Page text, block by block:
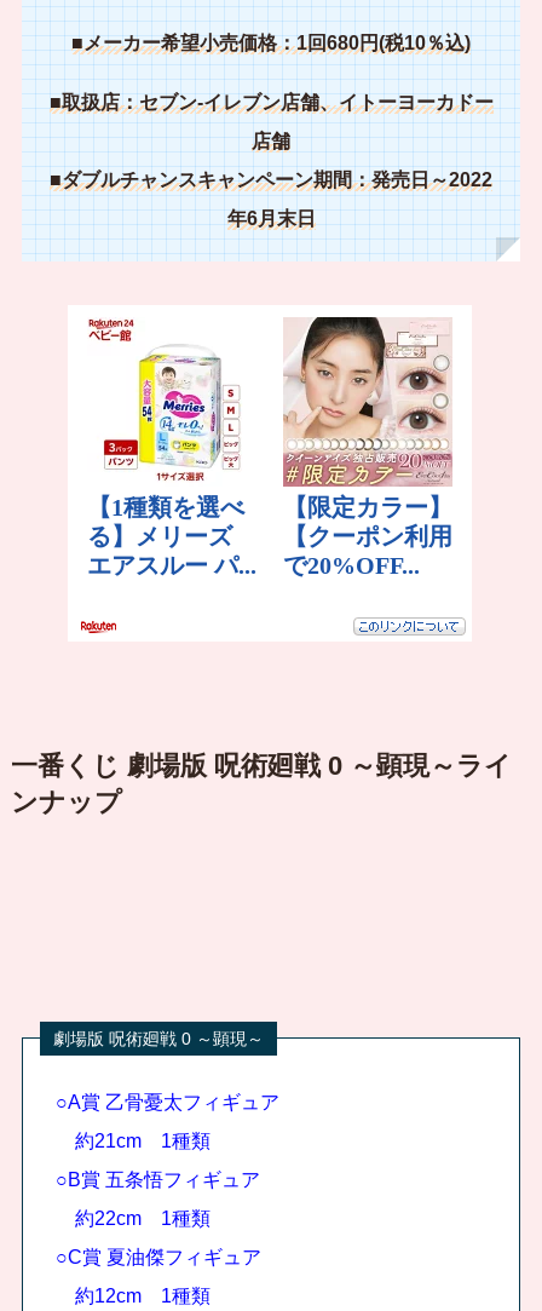
■メーカー希望小売価格：1回680円(税10％込)
■取扱店：セブン‐イレブン店舗、イトーヨーカドー
店舗
■ダブルチャンスキャンペーン期間：発売日～2022
年6月末日
一番くじ 劇場版 呪術廻戦 0 ～顕現～ライ
ンナップ
○A賞 乙骨憂太フィギュア
約21cm 1種類
○B賞 五条悟フィギュア
約22cm 1種類
○C賞 夏油傑フィギュア
約12cm 1種類